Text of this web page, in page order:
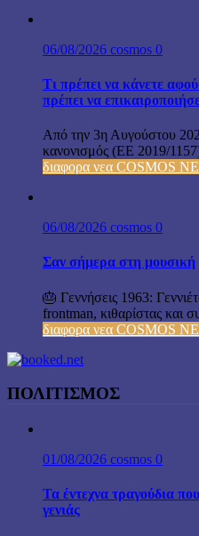
06/08/2026 cosmos 0
Τι πρέπει να κάνετε
πρέπει να
Από την 3η Αυγούστου
κανονισμός (ΕΕ 2019/
διαφορα νεα COSMOS
06/08/2026 cosmos 0
Σαν σήμερα στη μουσική
🎂 Γεννήσεις 1963:
frontman, κιθαρίστας και
διαφορα νεα COSMOS
ΠΟΛΙΤΙΣΜΟΣ
01/08/2026 cosmos 0
Τα έντεχνα τραγούδια
γενιάς